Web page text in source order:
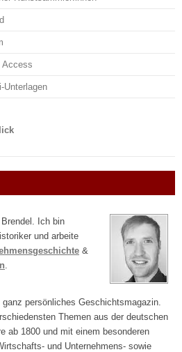
Access
Unterlagen
Ich bin
und arbeite
&
persönliches Geschichtsmagazin.
Themen aus der deutschen
ab 1800 und mit einem besonderen
und Unternehmens- sowie